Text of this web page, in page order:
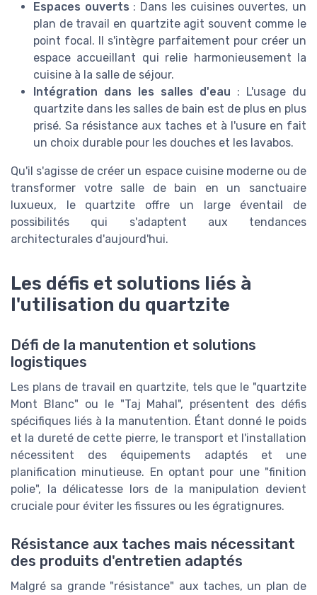
Espaces ouverts : Dans les cuisines ouvertes, un
plan de travail en quartzite agit souvent comme le
point focal. Il s'intègre parfaitement pour créer un
espace accueillant qui relie harmonieusement la
cuisine à la salle de séjour.
Intégration dans les salles d'eau : L'usage du
quartzite dans les salles de bain est de plus en plus
prisé. Sa résistance aux taches et à l'usure en fait
un choix durable pour les douches et les lavabos.
Qu'il s'agisse de créer un espace cuisine moderne ou de
transformer votre salle de bain en un sanctuaire
luxueux, le quartzite offre un large éventail de
possibilités qui s'adaptent aux tendances
architecturales d'aujourd'hui.
Les défis et solutions liés à
l'utilisation du quartzite
Défi de la manutention et solutions
logistiques
Les plans de travail en quartzite, tels que le "quartzite
Mont Blanc" ou le "Taj Mahal", présentent des défis
spécifiques liés à la manutention. Étant donné le poids
et la dureté de cette pierre, le transport et l'installation
nécessitent des équipements adaptés et une
planification minutieuse. En optant pour une "finition
polie", la délicatesse lors de la manipulation devient
cruciale pour éviter les fissures ou les égratignures.
Résistance aux taches mais nécessitant
des produits d'entretien adaptés
Malgré sa grande "résistance" aux taches, un plan de